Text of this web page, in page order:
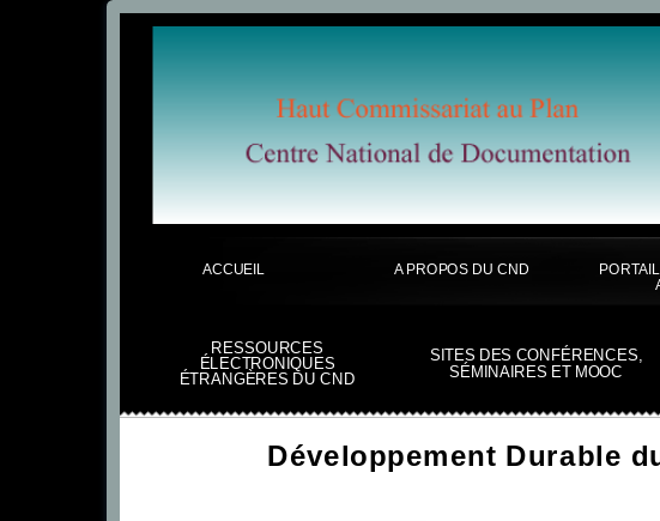
ACCUEIL A PROPOS DU CND
RESSOURCES
ÉLECTRONIQUES
ÉTRANGÈRES DU CND
SITES DES CONFÉRENCES,
SÉMINAIRES ET MOOC
Développement Durable